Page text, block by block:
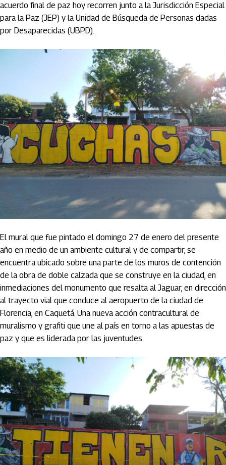
acuerdo final de paz hoy recorren junto a la Jurisdicción Especial
para la Paz (JEP) y la Unidad de Búsqueda de Personas dadas
por Desaparecidas (UBPD).
El mural que fue pintado el domingo 27 de enero del presente
año en medio de un ambiente cultural y de compartir, se
encuentra ubicado sobre una parte de los muros de contención
de la obra de doble calzada que se construye en la ciudad, en
inmediaciones del monumento que resalta al Jaguar, en dirección
al trayecto vial que conduce al aeropuerto de la ciudad de
Florencia, en Caquetá. Una nueva acción contracultural de
muralismo y grafiti que une al país en torno a las apuestas de
paz y que es liderada por las juventudes.